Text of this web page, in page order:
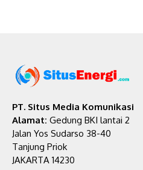
PT. Situs Media Komunikasi
Alamat: Gedung BKI lantai 2
Jalan Yos Sudarso 38-40
Tanjung Priok
JAKARTA 14230